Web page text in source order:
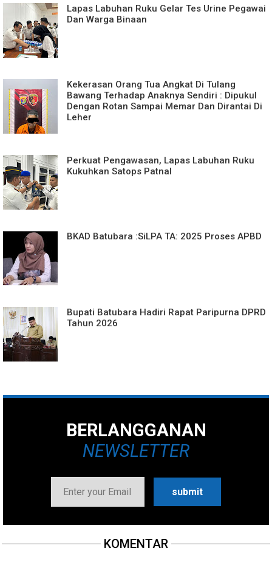
Lapas Labuhan Ruku Gelar Tes Urine Pegawai
Dan Warga Binaan
Kekerasan Orang Tua Angkat Di Tulang
Bawang Terhadap Anaknya Sendiri : Dipukul
Dengan Rotan Sampai Memar Dan Dirantai Di
Leher
Perkuat Pengawasan, Lapas Labuhan Ruku
Kukuhkan Satops Patnal
BKAD Batubara :SiLPA TA: 2025 Proses APBD
Bupati Batubara Hadiri Rapat Paripurna DPRD
Tahun 2026
BERLANGGANAN
NEWSLETTER
KOMENTAR